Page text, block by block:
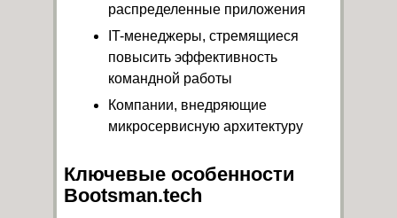
распределенные приложения
IT-менеджеры, стремящиеся
повысить эффективность
командной работы
Компании, внедряющие
микросервисную архитектуру
Ключевые особенности
Bootsman.tech